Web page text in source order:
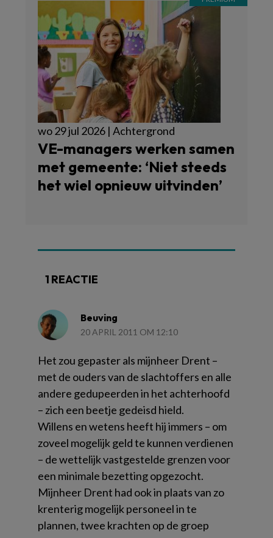
wo 29 jul 2026 | Achtergrond
VE-managers werken samen
met gemeente: ‘Niet steeds
het wiel opnieuw uitvinden’
1 REACTIE
Beuving
20 APRIL 2011 OM 12:10
Het zou gepaster als mijnheer Drent –
met de ouders van de slachtoffers en alle
andere gedupeerden in het achterhoofd
– zich een beetje gedeisd hield.
Willens en wetens heeft hij immers – om
zoveel mogelijk geld te kunnen verdienen
– de wettelijk vastgestelde grenzen voor
een minimale bezetting opgezocht.
Mijnheer Drent had ook in plaats van zo
krenterig mogelijk personeel in te
plannen, twee krachten op de groep